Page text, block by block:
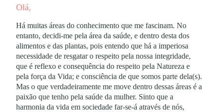
Olá,
Há muitas áreas do conhecimento que me fascinam. No
entanto, decidi-me pela área da saúde, e dentro desta dos
alimentos e das plantas, pois entendo que há a imperiosa
necessidade de resgatar o respeito pela nossa integridade,
que é reflexo e consequência do respeito pela Natureza e
pela força da Vida; e consciência de que somos parte dela(s).
Mas o que verdadeiramente me move dentro dessas áreas é a
paixão que tenho pela saúde da mulher. Sinto que a
harmonia da vida em sociedade far-se-á através de nós,